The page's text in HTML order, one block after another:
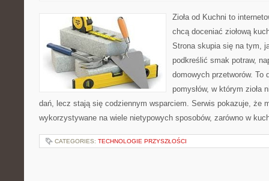
Zioła od Kuchni to
chcą doceniać ziołową
Strona skupia się na tym,
podkreślić smak potraw,
domowych przetworów. To
pomysłów, w którym zioła
dań, lecz stają się codziennym wsparciem. Serwis pokazuje, że
wykorzystywane na wiele nietypowych sposobów, zarówno w
CATEGORIES: TECHNOLOGIE PRZYSZŁOŚCI